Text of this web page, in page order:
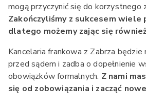
mogą przyczynić się do korzystnego
Zakończyliśmy z sukcesem wiele
dlatego możemy zając się
Kancelaria frankowa z Zabrza
przed sądem i zadba o dopełnienie
obowiązków formalnych. Z nami
się od zobowiązania i zacząć